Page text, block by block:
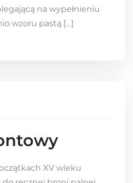
na wypełnieniu
wzoru pastą […]
XV wieku